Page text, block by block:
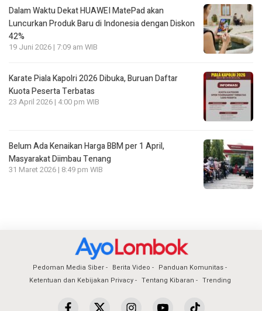
Dalam Waktu Dekat HUAWEI MatePad akan
Luncurkan Produk Baru di Indonesia dengan Diskon
42%
19 Juni 2026 | 7:09 am WIB
Karate Piala Kapolri 2026 Dibuka, Buruan Daftar
Kuota Peserta Terbatas
23 April 2026 | 4:00 pm WIB
Belum Ada Kenaikan Harga BBM per 1 April,
Masyarakat Diimbau Tenang
31 Maret 2026 | 8:49 pm WIB
Pedoman Media Siber Berita Video
Panduan Komunitas
Ketentuan dan Kebijakan Privacy
Tentang Kibaran Trending